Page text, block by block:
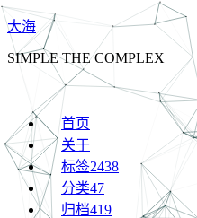
大海
SIMPLE THE COMPLEX
首页
关于
标签2438
分类47
归档419